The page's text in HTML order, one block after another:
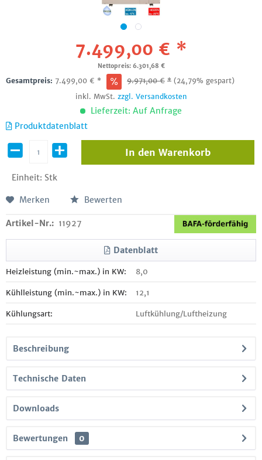
7.499,00 € *
Nettopreis: 6.301,68 €
Gesamtpreis: 7.499,00 € * 9.971,00€ * (24,79% gespart)
inkl. MwSt. zzgl. Versandkosten
Lieferzeit: Auf Anfrage
Produktdatenblatt
Einheit: Stk
In den Warenkorb
Merken Bewerten
Artikel-Nr.: 11927
Datenblatt
Heizleistung (min.~max.) in KW: 8,0
Kühlleistung (min.~max.) in KW: 12,1
Kühlungsart: Luftkühlung/Luftheizung
Beschreibung
Technische Daten
Downloads
Bewertungen 0